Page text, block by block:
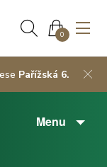
0
Pařížská 6.
Menu